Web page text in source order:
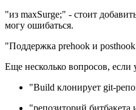
"из maxSurge;" - стоит
могу ошибаться.
"Поддержка prehook и
Еще несколько вопросов, если
"Build клонирует git-
"репозиторий битбакета